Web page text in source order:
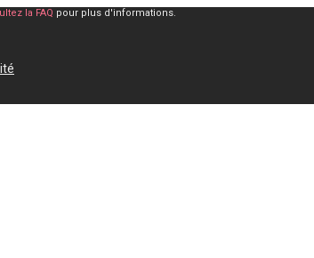
la FAQ pour plus d'informations.